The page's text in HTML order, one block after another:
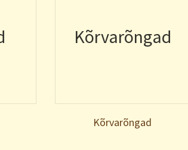
Kõrvarõngad
Kõrvarõngad